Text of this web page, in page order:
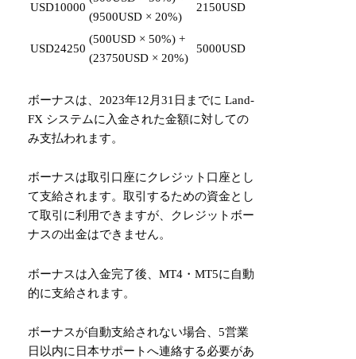
USD10000
(9500USD × 20%)
2150USD
USD24250
(500USD × 50%) +
(23750USD × 20%)
5000USD
ボーナスは、2023年12月31日までに Land-
FX システムに入金された金額に対しての
み支払われます。
ボーナスは取引口座にクレジット口座とし
て支給されます。取引するための資金とし
て取引に利用できますが、クレジットボー
ナスの出金はできません。
ボーナスは入金完了後、MT4・MT5に自動
的に支給されます。
ボーナスが自動支給されない場合、5営業
日以内に日本サポートへ連絡する必要があ